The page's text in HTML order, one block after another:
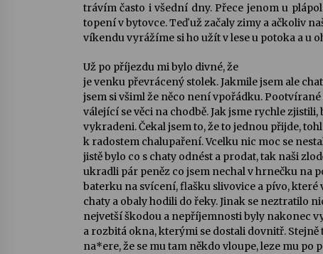
Letní koncerty ve Stromovce: Rufus
Miller
22. 7. 2026
Za kulturou kousek za Humpolec. V
Želivě ožije odkaz Josefa Čapka
13. 7. 2026
trávím často i všední dny. Přece jenom u
topení v bytovce. Teď už začaly zimy a ačkoliv
víkendu vyrážíme si ho užít v lese u potoka a u
Už po příjezdu mi bylo divné, že
je venku převrácený stolek. Jakmile jsem ale
jsem si všiml že něco není vpořádku. Pootvírané
válející se věci na chodbě. Jak jsme rychle zjistili,
vykradeni. Čekal jsem to, že to jednou přijde,
k radostem chalupaření. Vcelku nic moc se
jistě bylo co s chaty odnést a prodat, tak naši
ukradli pár peněz co jsem nechal v hrnečku na
baterku na svícení, flašku slivovice a pívo, které
chaty a obaly hodili do řeky. Jinak se neztratilo
nejvetší škodou a nepříjemnosti byly nakonec
a rozbitá okna, kterými se dostali dovnitř. Stejně
na*ere, že se mu tam někdo vloupe, leze mu po